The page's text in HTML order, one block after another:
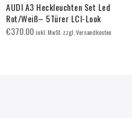
AUDI A3 Heckleuchten Set Led
Rot/Weiß– 5Türer LCI-Look
€370.00inkl. MwSt. zzgl. Versandkosten